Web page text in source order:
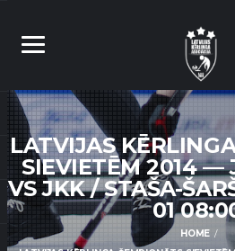
LATVIJAS
SIEVIETĒM 2014 —
VS JKK / STAŠA-
01
HOME